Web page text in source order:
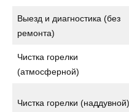
Выезд и диагностика (без
ремонта)
Чистка горелки
(атмосферной)
Чистка горелки (наддувной)